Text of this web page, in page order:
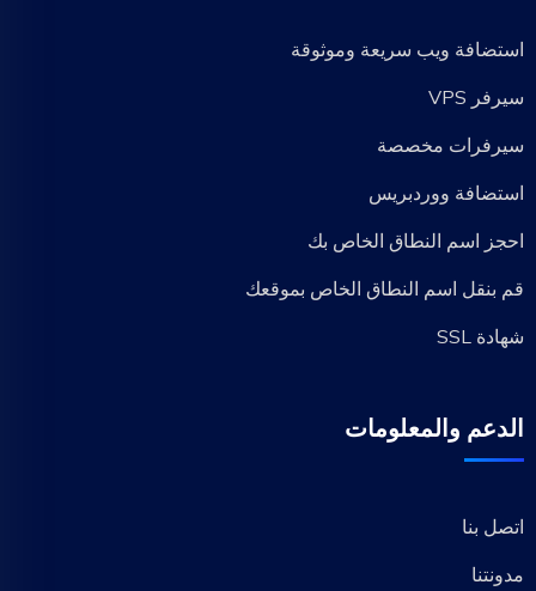
استضافة ويب سريعة وموثوقة
سيرفر VPS
سيرفرات مخصصة
استضافة ووردبريس
احجز اسم النطاق الخاص بك
قم بنقل اسم النطاق الخاص بموقعك
شهادة SSL
الدعم والمعلومات
اتصل بنا
مدونتنا